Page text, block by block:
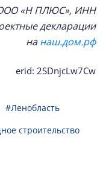
ООО «Н ПЛЮС», ИНН
декларации
нанаш.дом.рф
erid: 2SDnjcLw7Cw
#Ленобласть
строительство